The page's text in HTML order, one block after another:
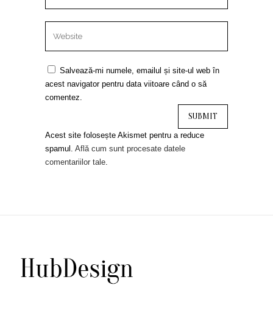
Salvează-mi numele, emailul și site-ul web în
acest navigator pentru data viitoare când o să
comentez.
Acest site folosește Akismet pentru a reduce
spamul. Află cum sunt procesate datele
comentariilor tale.